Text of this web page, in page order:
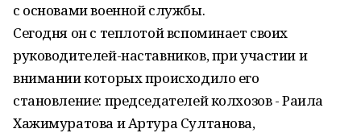
с основами военной службы.
Сегодня он с теплотой вспоминает своих
руководителей-наставников, при участии и
внимании которых происходило его
становление: председателей колхозов - Раила
Хажимуратова и Артура Султанова,